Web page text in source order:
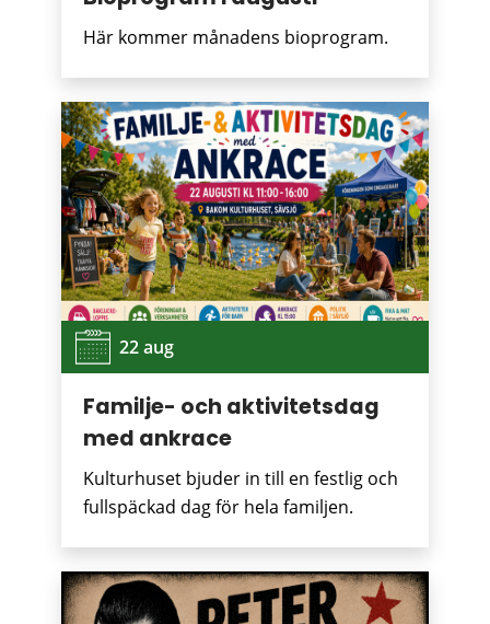
Här kommer månadens bioprogram.
22 aug
Familje- och aktivitetsdag
med ankrace
Kulturhuset bjuder in till en festlig och
fullspäckad dag för hela familjen.